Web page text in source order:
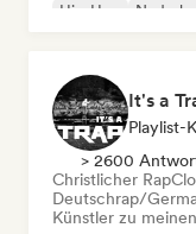
Hip-Hop
Playlist-
> 2600
Christlicher Rap
Deutschrap/
Künstler zu